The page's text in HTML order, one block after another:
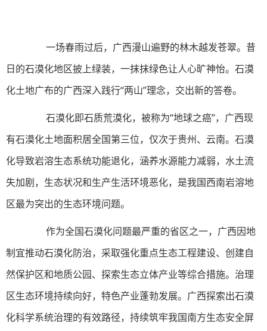
一场春雨过后，广西漫山遍野的林木越发苍翠。昔
日的石漠化地区披上绿装，一抹抹绿色让人心旷神怡。石漠
化土地广布的广西深入践行“两山”理念，交出新的答卷。
石漠化即石质荒漠化，被称为“地球之癌”，广西现
有石漠化土地面积居全国第三位，仅次于贵州、云南。石漠
化导致岩溶生态系统功能退化，涵养水源能力减弱，水土流
失加剧，生态状况和生产生活环境恶化，是我国西南岩溶地
区最为突出的生态环境问题。
作为全国石漠化问题最严重的省区之一，广西因地
制宜推动石漠化防治，采取强化重点生态工程建设、创建自
然保护区和地质公园、探索生态立体产业等综合措施。治理
区生态环境持续向好，特色产业蓬勃发展。广西探索出石漠
化科学系统治理的有效路径，持续筑牢我国南方生态安全屏